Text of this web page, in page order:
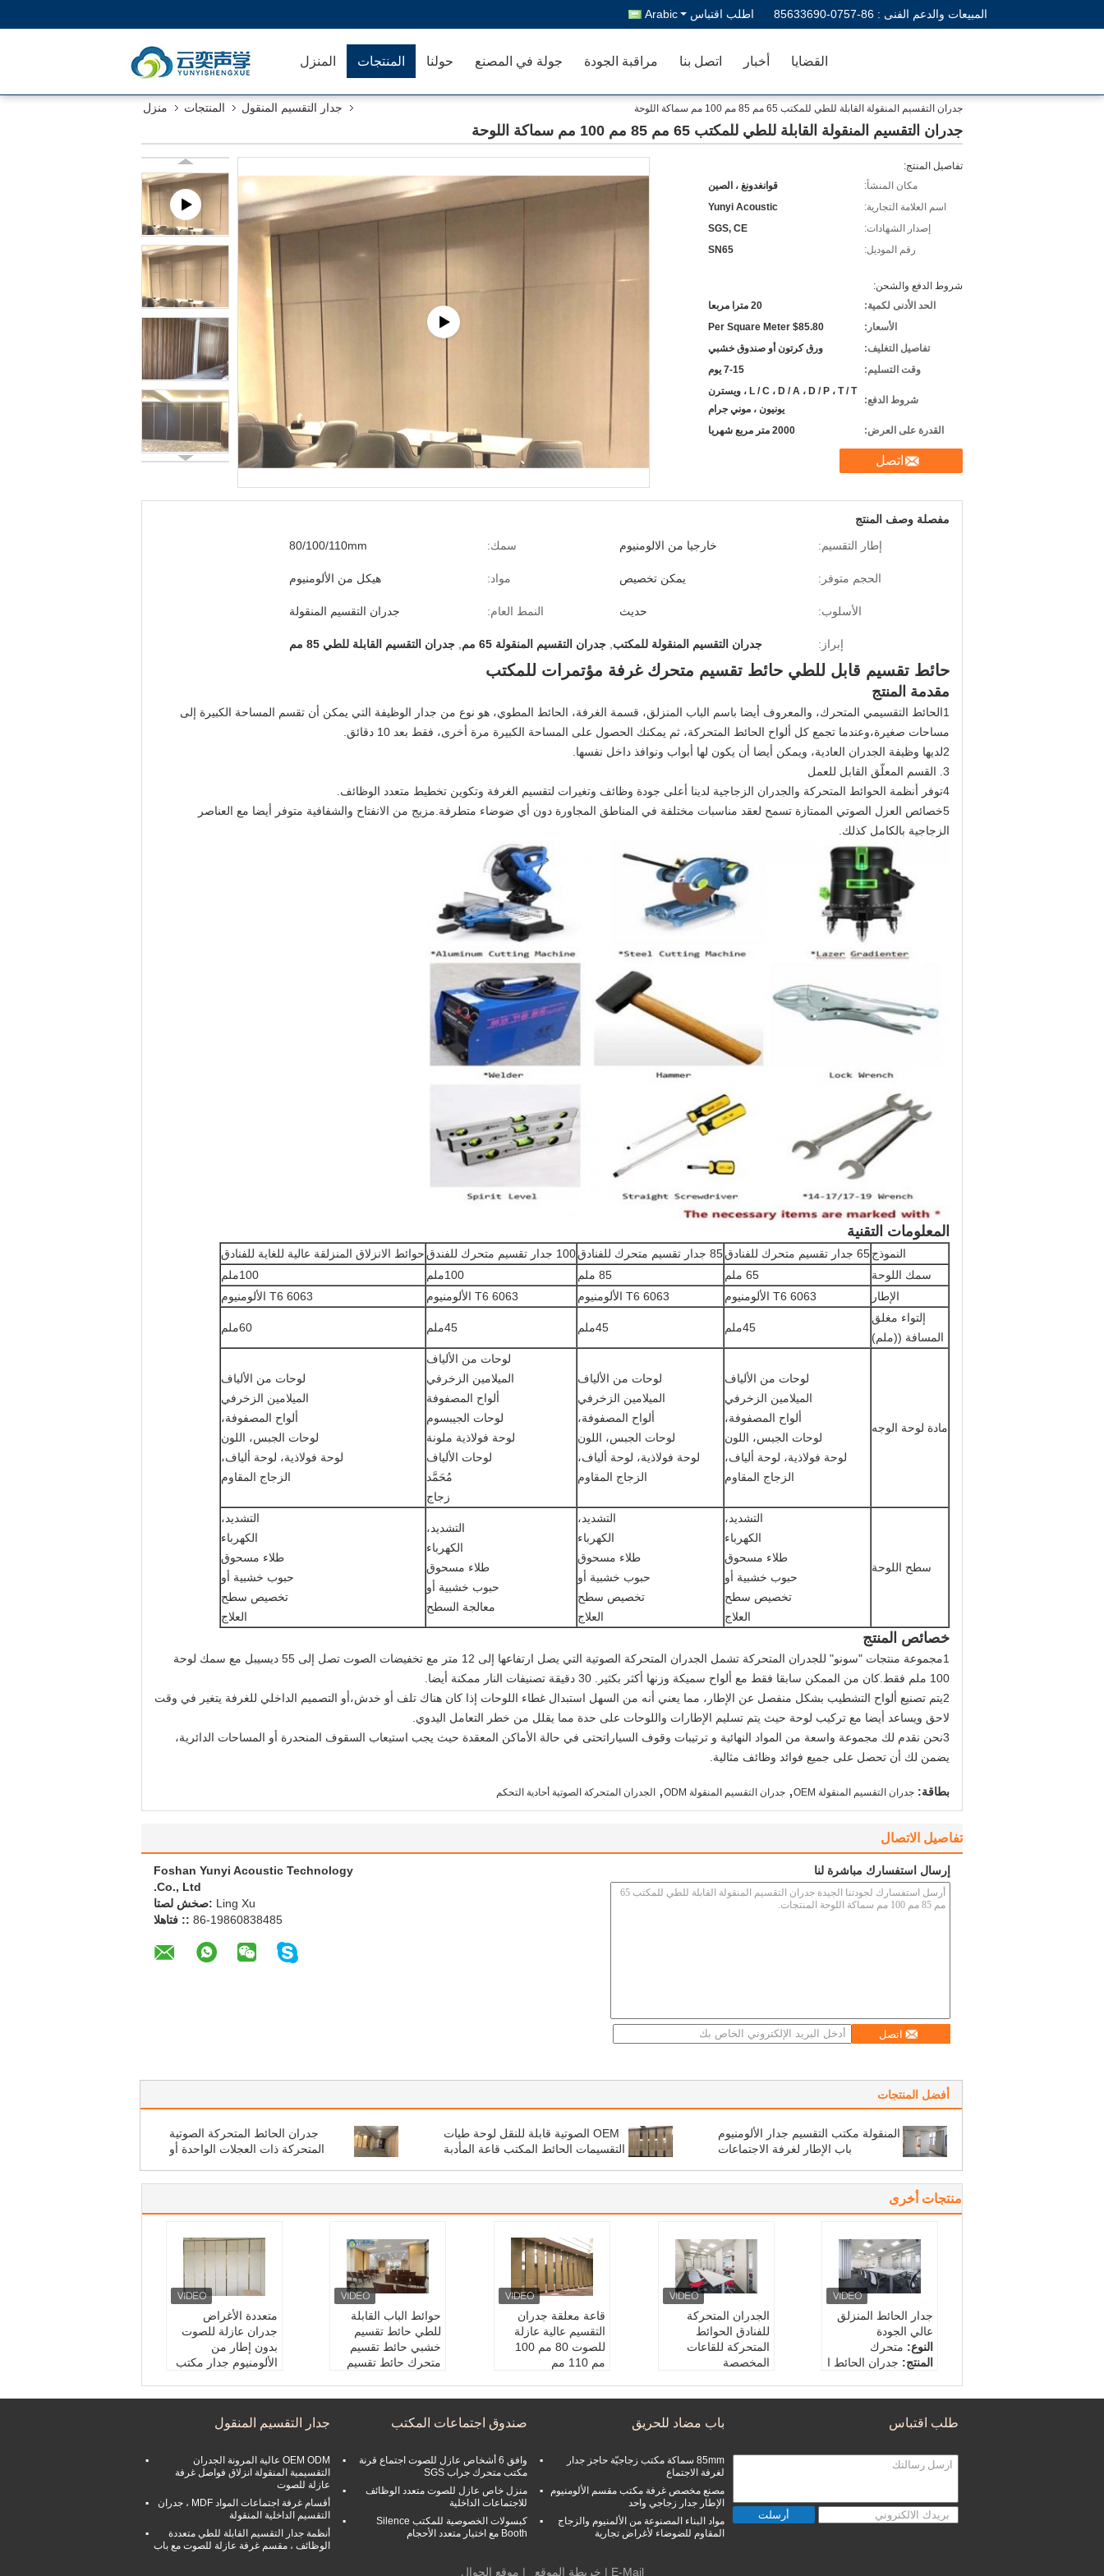
المبيعات والدعم الفنى : 86-0757-85633690 اطلب اقتباس Arabic
المنزل المنتجات حولنا جولة في المصنع مراقبة الجودة اتصل بنا أخبار القضايا
منزل المنتجات جدار التقسيم المنقول جدران التقسيم المنقولة القابلة للطي للمكتب 65 مم 85 مم 100 مم سماكة اللوحة
جدران التقسيم المنقولة القابلة للطي للمكتب 65 مم 85 مم 100 مم سماكة اللوحة
تفاصيل المنتج:
مكان المنشأ:
قوانغدونغ ، الصين
اسم العلامة التجارية:
Yunyi Acoustic
إصدار الشهادات:
SGS, CE
رقم الموديل:
SN65
شروط الدفع والشحن:
الحد الأدنى لكمية:
20 مترا مربعا
الأسعار:
$85.80 Per Square Meter
تفاصيل التغليف:
ورق كرتون أو صندوق خشبي
وقت التسليم:
7-15 يوم
شروط الدفع:
L / C ، D / A ، D / P ، T / T ، ويسترن
يونيون ، موني جرام
القدرة على العرض:
2000 متر مربع شهريا
اتصل
مفصلة وصف المنتج
إطار التقسيم:
خارجيا من الالومنيوم سمك: 80/100/110mm
الحجم متوفر: يمكن تخصيص مواد: هيكل من الألومنيوم
الأسلوب: حديث النمط العام: جدران التقسيم المنقولة
إبراز: جدران التقسيم المنقولة للمكتب جدران التقسيم المنقولة 65 مم جدران التقسيم القابلة للطي 85 مم
حائط تقسيم قابل للطي حائط تقسيم متحرك غرفة مؤتمرات للمكتب
مقدمة المنتج
1الحائط التقسيمي المتحرك، والمعروف أيضا باسم الباب المنزلق، قسمة الغرفة، الحائط المطوي، هو نوع من جدار الوظيفة التي يمكن أن تقسم المساحة الكبيرة إلى
مساحات صغيرة،وعندما تجمع كل ألواح الحائط المتحركة، ثم يمكنك الحصول على المساحة الكبيرة مرة أخرى، فقط بعد 10 دقائق.
2لديها وظيفة الجدران العادية، ويمكن أيضا أن يكون لها أبواب ونوافذ داخل نفسها.
3. القسم المعلّق القابل للعمل
4توفر أنظمة الحوائط المتحركة والجدران الزجاجية لدينا أعلى جودة وظائف وتغيرات لتقسيم الغرفة وتكوين تخطيط متعدد الوظائف.
5خصائص العزل الصوتي الممتازة تسمح لعقد مناسبات مختلفة في المناطق المجاورة دون أي ضوضاء متطرفة.مزيج من الانفتاح والشفافية متوفر أيضا مع العناصر
الزجاجية بالكامل كذلك.
المعلومات التقنية
النموذج65 جدار تقسيم متحرك للفنادق 85 جدار تقسيم متحرك للفنادق 100 جدار تقسيم متحرك للفندق
حوائط الانزلاق المنزلقة عالية للغاية للفنادق
سمك اللوحة
65 ملم 85 ملم 100ملم
100ملم
الإطار
6063 T6 الألومنيوم 6063 T6 الألومنيوم 6063 T6 الألومنيوم
6063 T6 الألومنيوم
إلتواء مغلق
المسافة ((ملم)
45ملم 45ملم 45ملم 60ملم
مادة لوحة الوجه
لوحات من الألياف
الميلامين الزخرفي
ألواح المصفوفة،
لوحات الجبس، اللون
لوحة فولاذية، لوحة ألياف،
الزجاج المقاوم
لوحات من الألياف
الميلامين الزخرفي
ألواح المصفوفة،
لوحات الجبس، اللون
لوحة فولاذية، لوحة ألياف،
الزجاج المقاوم
لوحات من الألياف
الميلامين الزخرفي
ألواح المصفوفة
لوحات الجيبسوم
لوحة فولاذية ملونة
لوحات الألياف
مُحَمَّد
زجاج
لوحات من الألياف
الميلامين الزخرفي
ألواح المصفوفة،
لوحات الجبس، اللون
لوحة فولاذية، لوحة ألياف،
الزجاج المقاوم
سطح اللوحة
التشديد،
الكهرباء
طلاء مسحوق
حبوب خشبية أو
تخصيص سطح
العلاج
التشديد،
الكهرباء
طلاء مسحوق
حبوب خشبية أو
تخصيص سطح
العلاج
التشديد،
الكهرباء
طلاء مسحوق
حبوب خشبية أو
معالجة السطح
التشديد،
الكهرباء
طلاء مسحوق
حبوب خشبية أو
تخصيص سطح
العلاج
خصائص المنتج
1مجموعة منتجات "سونو" للجدران المتحركة تشمل الجدران المتحركة الصوتية التي يصل ارتفاعها إلى 12 متر مع تخفيضات الصوت تصل إلى 55 ديسيبل مع سمك لوحة
100 ملم فقط.كان من الممكن سابقا فقط مع ألواح سميكة وزنها أكثر بكثير. 30 دقيقة تصنيفات النار ممكنة أيضا.
2يتم تصنيع ألواح التشطيب بشكل منفصل عن الإطار، مما يعني أنه من السهل استبدال غطاء اللوحات إذا كان هناك تلف أو خدش،أو التصميم الداخلي للغرفة يتغير في وقت
لاحق ويساعد أيضا مع تركيب لوحة حيث يتم تسليم الإطارات واللوحات على حدة مما يقلل من خطر التعامل اليدوي.
3نحن نقدم لك مجموعة واسعة من المواد النهائية و ترتيبات وقوف السياراتحتى في حالة الأماكن المعقدة حيث يجب استيعاب السقوف المنحدرة أو المساحات الدائرية،
يضمن لك أن تحصل على جميع فوائد وظائف مثالية.
بطاقة: جدران التقسيم المنقولة OEM جدران التقسيم المنقولة ODM الجدران المتحركة الصوتية أحادية التحكم
تفاصيل الاتصال
Foshan Yunyi Acoustic Technology
Co., Ltd.
اتصل شخص: Ling Xu
الهاتف :: 86-19860838485
إرسال استفسارك مباشرة لنا
اتصل
أفضل المنتجات
المنقولة مكتب التقسيم جدار الألومنيوم
باب الإطار لغرفة الاجتماعات
OEM الصوتية قابلة للنقل لوحة طيات
التقسيمات الحائط المكتب قاعة المأدبة
جدران الحائط المتحركة الصوتية
المتحركة ذات العجلات الواحدة أو
منتجات أخرى
متعددة الأغراض
جدران عازلة للصوت
بدون إطار من
الألومنيوم جدار مكتب
سمك:
التطبيق:مؤتمر
حوائط الباب القابلة
للطي حائط تقسيم
خشبي حائط تقسيم
متحرك حائط تقسيم
لمقيدة للصوت
يدية
سماكة اللوح:
110mm
قاعة معلقة جدران
التقسيم عالية عازلة
للصوت 80 مم 100
مم 110 مم
أثاث المك
اسم المنتج:
جدار التق
الجدران المتحركة
للفنادق الحوائط
المتحركة للقاعات
المخصصة
المصفوفة ، النس
زجاج ، الفولاذ
سماكة اللوح:80/100/
جدار الحائط المنزلق
عالي الجودة
النوع: متحرك
المنتج: جدران الحائط ا
سماكة اللوح:
جدار التقسيم المنقول
OEM ODM عالية المرونة الجدران
التقسيمية المنقولة انزلاق فواصل غرفة
عازلة للصوت
أقسام غرفة اجتماعات المواد MDF ، جدران
التقسيم الداخلية المنقولة
أنظمة جدار التقسيم القابلة للطي متعددة
الوظائف ، مقسم غرفة عازلة للصوت مع باب
صندوق اجتماعات المكتب
وافق 6 أشخاص عازل للصوت اجتماع قرنة
مكتب متحرك جراب SGS
منزل خاص عازل للصوت متعدد الوظائف
للاجتماعات الداخلية
كبسولات الخصوصية للمكتب Silence
Booth مع اختيار متعدد الأحجام
باب مضاد للحريق
85mm سماكة مكتب زجاجيّة حاجز جدار
لغرفة الاجتماع
مصنع مخصص غرفة مكتب مقسم الألومنيوم
الإطار جدار زجاجي واحد
مواد البناء المصنوعة من الألمنيوم والزجاج
المقاوم للضوضاء لأغراض تجارية
طلب اقتباس
أرسلت
E-Mail
| خريطة الموقع | موقع الجوال